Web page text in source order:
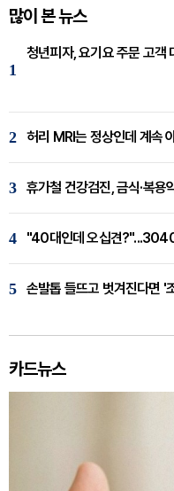
많이 본 뉴스
1
청년피자, 요기요 주문 고객
2 허리 MRI는 정상인데 계속
3 휴가철 건강검진, 금식·복
4 "40대인데 오십견
5 손발톱 들뜨고 벗겨진다면 '
카드뉴스